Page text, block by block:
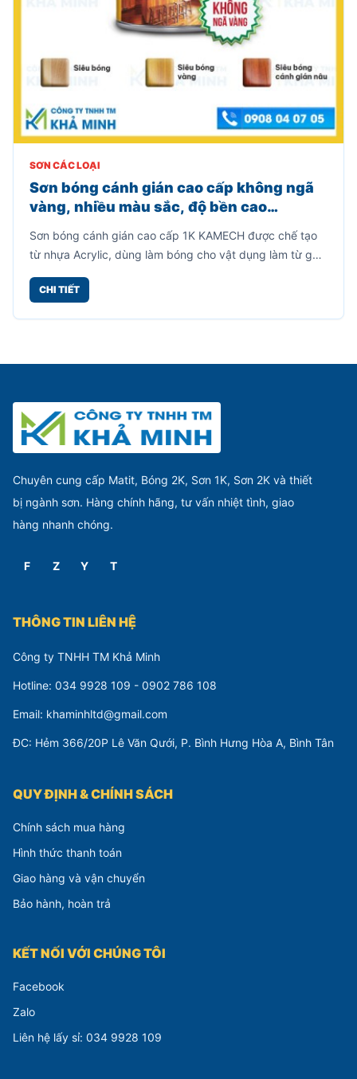
SƠN CÁC LOẠI
Sơn bóng cánh gián cao cấp không ngã
vàng, nhiều màu sắc, độ bền cao
Sơn bóng cánh gián cao cấp 1K KAMECH được chế tạo
từ nhựa Acrylic, dùng làm bóng cho vật dụng làm từ gỗ,
mây tre, kim loại, lưu giữ được vẻ đẹp cho vân gỗ.
CHI TIẾT
Chuyên cung cấp Matit, Bóng 2K, Sơn 1K, Sơn 2K và thiết
bị ngành sơn. Hàng chính hãng, tư vấn nhiệt tình, giao
hàng nhanh chóng.
F Z Y T
THÔNG TIN LIÊN HỆ
Công ty TNHH TM Khả Minh
Hotline: 034 9928 109 - 0902 786 108
Email: khaminhltd@gmail.com
ĐC: Hẻm 366/20P Lê Văn Qưới, P. Bình Hưng Hòa A, Bình Tân
QUY ĐỊNH & CHÍNH SÁCH
Chính sách mua hàng
Hình thức thanh toán
Giao hàng và vận chuyển
Bảo hành, hoàn trả
KẾT NỐI VỚI CHÚNG TÔI
Facebook
Zalo
Liên hệ lấy sỉ: 034 9928 109